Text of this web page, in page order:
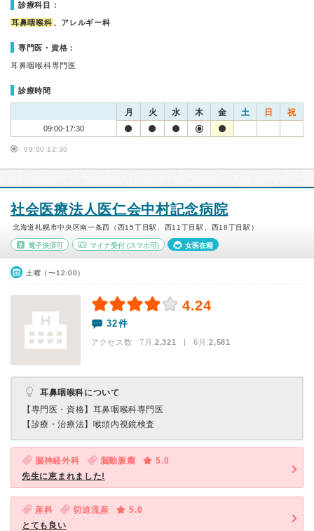
診療科目：
耳鼻咽喉科 、アレルギー科
専門医・資格：
耳鼻咽喉科専門医
診療時間
月 火 水 木 金 土 日 祝
09:00-17:30
09:00-12:30
社会医療法人医仁会中村記念病院
北海道札幌市中央区南一条西（西15丁目駅、西11丁目駅、西18丁目駅）
電子決済可 マイナ受付(スマホ可) 女医在籍
土曜（〜12:00）
4.24
32件
アクセス数 7月:2,321 | 6月:2,581
耳鼻咽喉科について
【専門医・資格】 耳鼻咽喉科専門医
【診療・治療法】 喉頭内視鏡検査
脳神経外科 脳動脈瘤
5.0
先生に恵まれました!
産科 切迫流産
5.0
とても良い